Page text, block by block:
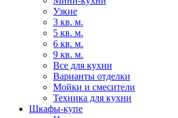
Узкие
3 кв. м.
5 кв. м.
6 кв. м.
9 кв. м.
Все для кухни
Варианты отделки
Мойки и смесители
Техника для кухни
Шкафы-купе